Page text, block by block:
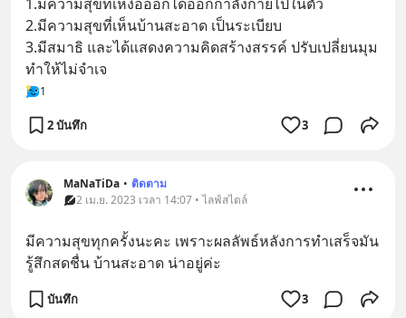
2.มีความสุขที่เห็นบ้านสะอาด เป็นระเบียบ
3.มีสมาธิ และได้แสดงความคิดสร้างสรรค์ ปรับเปลี่ยนมุม
ทำให้ไม่จำเจ
1
2 บันทึก 3
MaNaTiDa • ติดตาม
2 เม.ย. 2023 เวลา 14:07 • ไลฟ์สไตล์
มีความสุขทุกครั้งนะคะ เพราะผลลัพธ์หลังการทำเสร็จมัน
รู้สึกสดชื่น บ้านสะอาด น่าอยู่ค่ะ
บันทึก 3